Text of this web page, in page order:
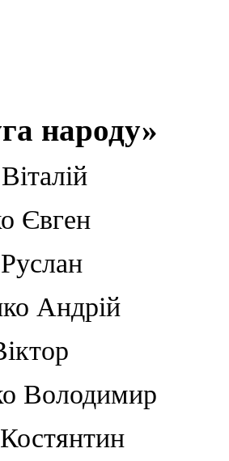
народу»
Євген
Андрій
Володимир